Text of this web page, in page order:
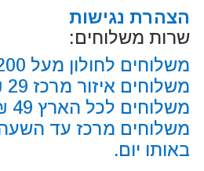
הצהרת נגישות
שרות משלוחים:
משלוחים לחולון מעל 200 ₪ חינם.
משלוחים איזור מרכז 29 ₪.
משלוחים לכל הארץ 49 ₪.
באותו יום.